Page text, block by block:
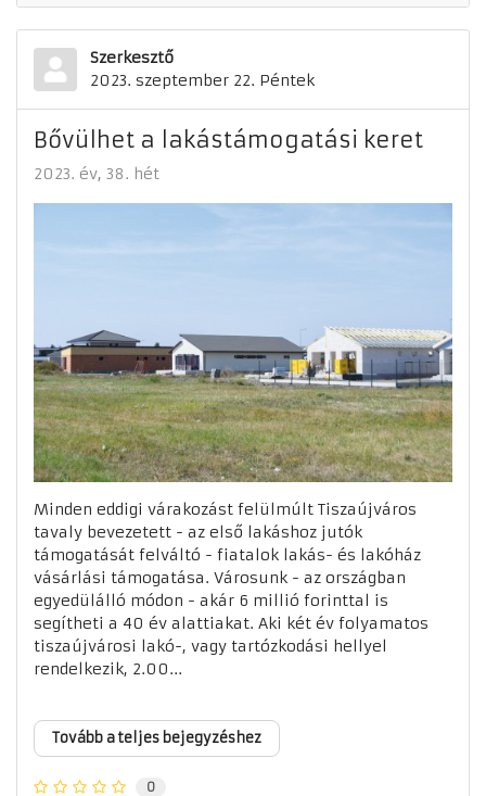
Szerkesztő
2023. szeptember 22. Péntek
Bővülhet a lakástámogatási keret
2023. év 38. hét
Minden eddigi várakozást felülmúlt Tiszaújváros
tavaly bevezetett - az első lakáshoz jutók
támogatását felváltó - fiatalok lakás- és lakóház
vásárlási támogatása. Városunk - az országban
egyedülálló módon - akár 6 millió forinttal is
segítheti a 40 év alattiakat. Aki két év folyamatos
tiszaújvárosi lakó-, vagy tartózkodási hellyel
rendelkezik, 2.00...
Tovább a teljes bejegyzéshez
0